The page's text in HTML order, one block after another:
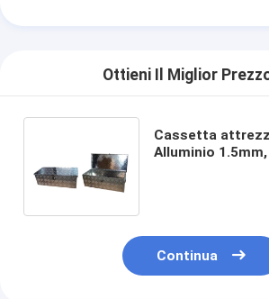
Ottieni Il Miglior
Cassetta
Alluminio
Continua